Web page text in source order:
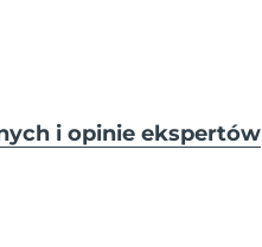
i opinie ekspertów